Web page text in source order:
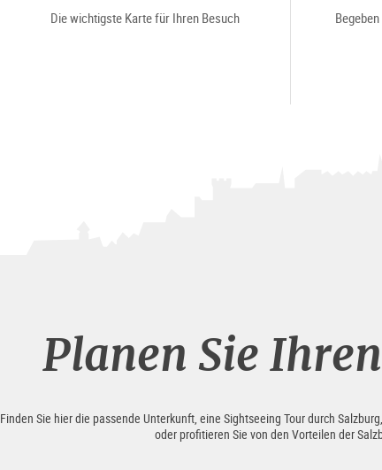
Die wichtigste Karte für Ihren Besuch
Planen Sie
Finden Sie hier die passende Unterkunft, eine Sightseeing Tour durch
oder profitieren Sie von den Vorteilen der